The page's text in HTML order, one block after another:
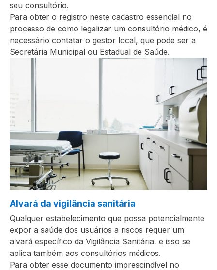
seu consultório.
Para obter o registro neste cadastro essencial no
processo de como legalizar um consultório médico, é
necessário contatar o gestor local, que pode ser a
Secretária Municipal ou Estadual de Saúde.
Alvará da vigilância sanitária
Qualquer estabelecimento que possa potencialmente
expor a saúde dos usuários a riscos requer um
alvará específico da Vigilância Sanitária, e isso se
aplica também aos consultórios médicos.
Para obter esse documento imprescindível no